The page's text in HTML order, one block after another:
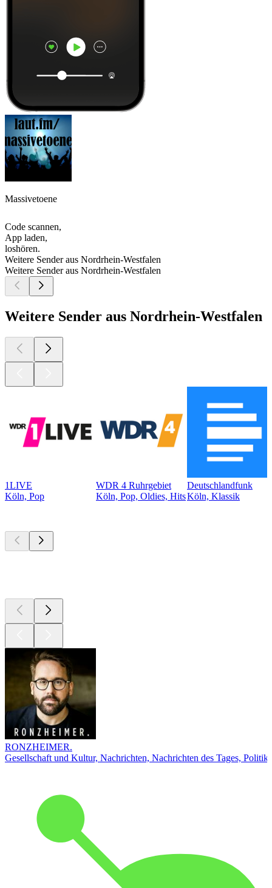
Massivetoene
Code scannen,
App laden,
loshören.
Weitere Sender aus Nordrhein-Westfalen
Weitere Sender aus Nordrhein-Westfalen
Weitere Sender aus Nordrhein-Westfalen
1LIVE
Köln, Pop
WDR 4 Ruhrgebiet
Köln, Pop, Oldies, Hits
Deutschlandfunk
Köln, Klassik
RONZHEIMER.
Gesellschaft und Kultur, Nachrichten, Nachrichten des Tages, Politik